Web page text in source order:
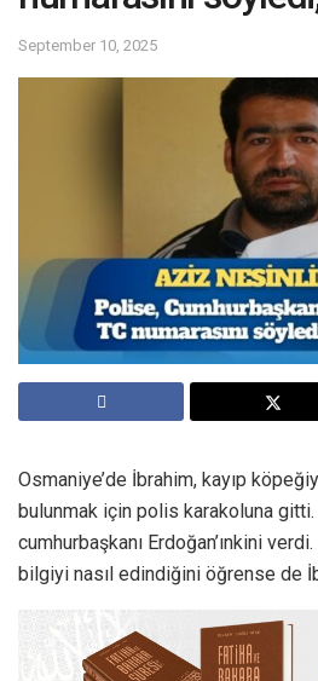
September 10, 2025
Osmaniye’de İbrahim, kayıp
bulunmak için polis karakoluna gitti.
cumhurbaşkanı Erdoğan’ınkini
bilgiyi nasıl edindiğini öğrense de